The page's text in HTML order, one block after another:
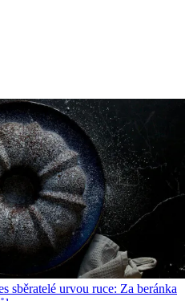
sběratelé urvou ruce: Za beránka